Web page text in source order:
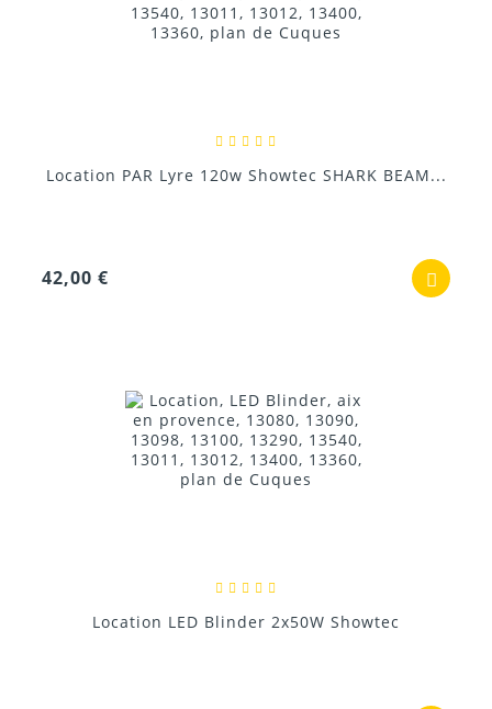
Location PAR Lyre 120w Showtec SHARK BEAM...
42,00 €
Location LED Blinder 2x50W Showtec